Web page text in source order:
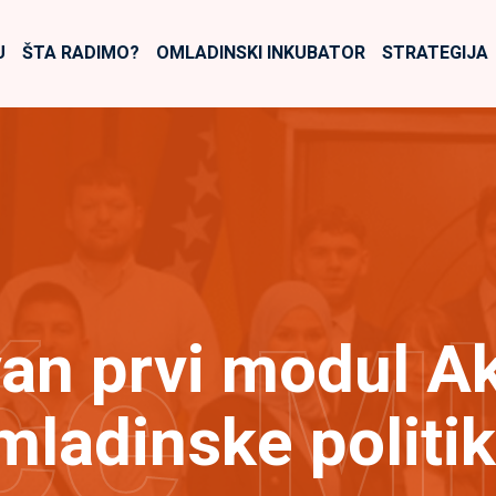
ŠTA RADIMO? OMLADINSKI INKUBATOR STRATEGIJA
prvi modul